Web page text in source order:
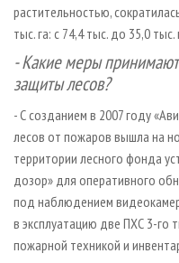
растительностью,
тыс. га: с 74,4 тыс. до 35,0 тыс.
- Какие меры
защиты лесов?
- С созданием в 2007 году
лесов от пожаров вышла на
территории лесного фонда
дозор» для оперативного
под наблюдением
в эксплуатацию две ПХС 3-го
пожарной техникой и